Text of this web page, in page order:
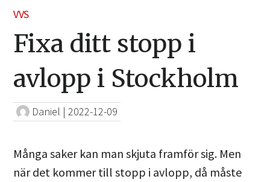
VVS
Fixa ditt stopp i
avlopp i Stockholm
Daniel |2022-12-09
Många saker kan man skjuta framför sig. Men
när det kommer till stopp i avlopp, då måste